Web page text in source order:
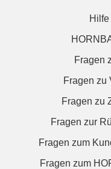
Fragen
Fragen zu
Fragen zu
Fragen zur
Fragen zum
Fragen zum